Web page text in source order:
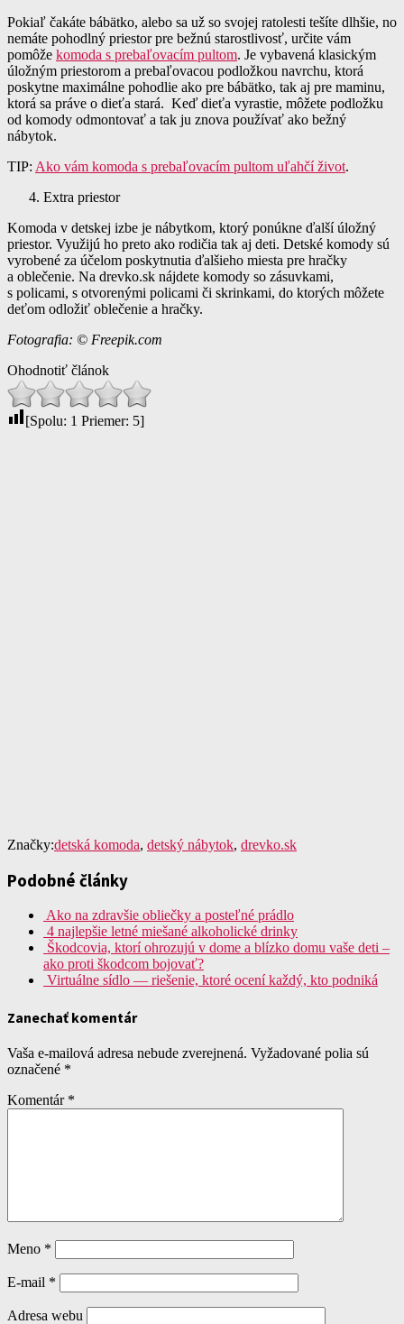
Pokiaľ čakáte bábätko, alebo sa už so svojej ratolesti tešíte dlhšie, no
nemáte pohodlný priestor pre bežnú starostlivosť, určite vám
pomôže komoda s prebaľovacím pultom. Je vybavená klasickým
úložným priestorom a prebaľovacou podložkou navrchu, ktorá
poskytne maximálne pohodlie ako pre bábätko, tak aj pre maminu,
ktorá sa práve o dieťa stará. Keď dieťa vyrastie, môžete podložku
od komody odmontovať a tak ju znova používať ako bežný
nábytok.
TIP: Ako vám komoda s prebaľovacím pultom uľahčí život.
Extra priestor
Komoda v detskej izbe je nábytkom, ktorý ponúkne ďalší úložný
priestor. Využijú ho preto ako rodičia tak aj deti. Detské komody sú
vyrobené za účelom poskytnutia ďalšieho miesta pre hračky
a oblečenie. Na drevko.sk nájdete komody so zásuvkami,
s policami, s otvorenými policami či skrinkami, do ktorých môžete
deťom odložiť oblečenie a hračky.
Fotografia: © Freepik.com
Ohodnotiť článok
[Spolu: 1 Priemer: 5]
Značky:detská komoda, detský nábytok, drevko.sk
Podobné články
Ako na zdravšie obliečky a posteľné prádlo
4 najlepšie letné miešané alkoholické drinky
Škodcovia, ktorí ohrozujú v dome a blízko domu vaše deti –
ako proti škodcom bojovať?
Virtuálne sídlo — riešenie, ktoré ocení každý, kto podniká
Zanechať komentár
Vaša e-mailová adresa nebude zverejnená. Vyžadované polia sú
označené *
Komentár *
Meno *
E-mail *
Adresa webu